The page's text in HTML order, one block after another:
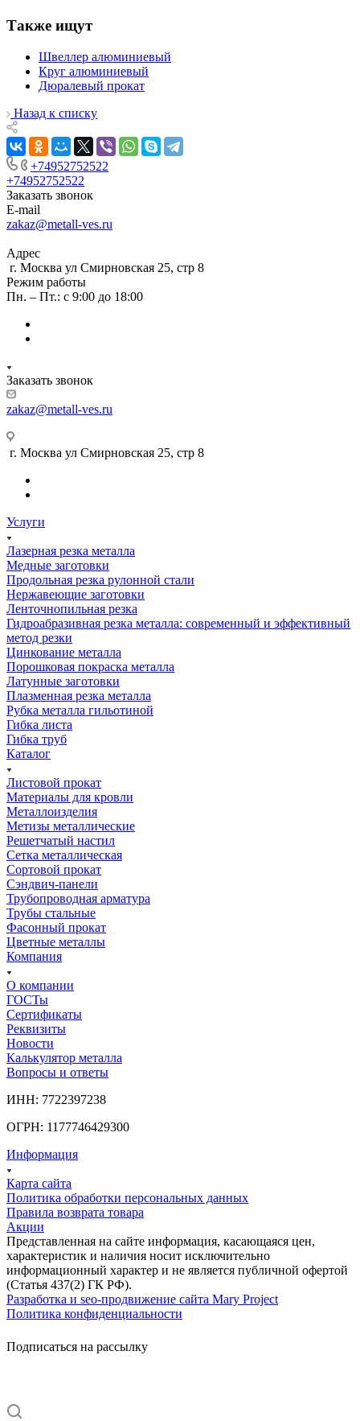
Также ищут
Швеллер алюминиевый
Круг алюминиевый
Дюралевый прокат
Назад к списку
+74952752522
+74952752522
Заказать звонок
E-mail
zakaz@metall-ves.ru
Адрес
г. Москва ул Смирновская 25, стр 8
Режим работы
Пн. – Пт.: с 9:00 до 18:00
Заказать звонок
zakaz@metall-ves.ru
г. Москва ул Смирновская 25, стр 8
Услуги
Лазерная резка металла
Медные заготовки
Продольная резка рулонной стали
Нержавеющие заготовки
Ленточнопильная резка
Гидроабразивная резка металла: современный и эффективный
метод резки
Цинкование металла
Порошковая покраска металла
Латунные заготовки
Плазменная резка металла
Рубка металла гильотиной
Гибка листа
Гибка труб
Каталог
Листовой прокат
Материалы для кровли
Металлоизделия
Метизы металлические
Решетчатый настил
Сетка металлическая
Сортовой прокат
Сэндвич-панели
Трубопроводная арматура
Трубы стальные
Фасонный прокат
Цветные металлы
Компания
О компании
ГОСТы
Сертификаты
Реквизиты
Новости
Калькулятор металла
Вопросы и ответы
ИНН: 7722397238
ОГРН: 1177746429300
Информация
Карта сайта
Политика обработки персональных данных
Правила возврата товара
Акции
Представленная на сайте информация, касающаяся цен,
характеристик и наличия носит исключительно
информационный характер и не является публичной офертой
(Статья 437(2) ГК РФ).
Разработка и seo-продвижение сайта Mary Project
Политика конфиденциальности
Подписаться на рассылку